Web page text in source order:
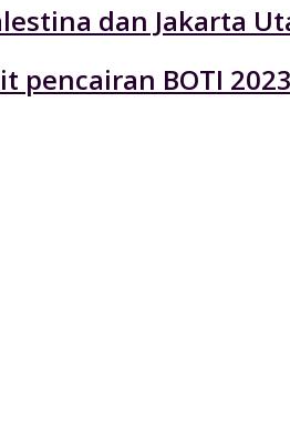
dan Jakarta
pencairan BOTI 2023